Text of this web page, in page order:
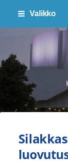
Siirry
sivun
sisältöön
Valikko